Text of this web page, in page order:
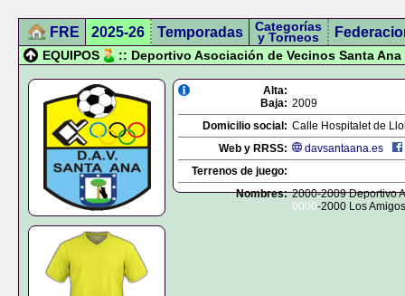
FRE 2025-26 Temporadas Categorías
y Torneos
EQUIPOS :: Deportivo Asociación de Vecinos Santa Ana
Alta:
Baja: 2009
Domicilio social: Calle Hospitalet de
Web y RRSS:
davsantaana.es
Terrenos de juego:
Nombres: 2000-2009 Deportivo
0000-2000 Los